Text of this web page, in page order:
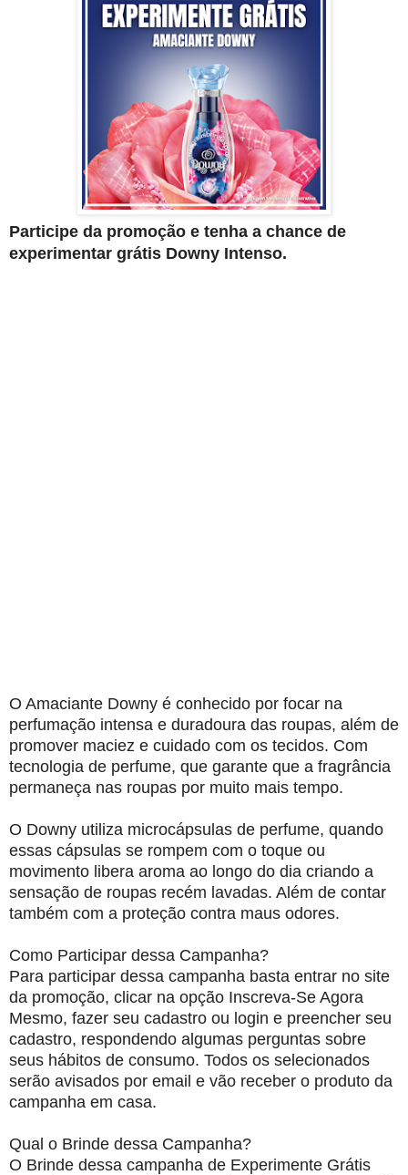
Participe da promoção e tenha a chance de
experimentar grátis Downy Intenso.
O Amaciante Downy é conhecido por focar na
perfumação intensa e duradoura das roupas, além de
promover maciez e cuidado com os tecidos. Com
tecnologia de perfume, que garante que a fragrância
permaneça nas roupas por muito mais tempo.
O Downy utiliza microcápsulas de perfume, quando
essas cápsulas se rompem com o toque ou
movimento libera aroma ao longo do dia criando a
sensação de roupas recém lavadas. Além de contar
também com a proteção contra maus odores.
Como Participar dessa Campanha?
Para participar dessa campanha basta entrar no site
da promoção, clicar na opção Inscreva-Se Agora
Mesmo, fazer seu cadastro ou login e preencher seu
cadastro, respondendo algumas perguntas sobre
seus hábitos de consumo. Todos os selecionados
serão avisados por email e vão receber o produto da
campanha em casa.
Qual o Brinde dessa Campanha?
O Brinde dessa campanha de Experimente Grátis